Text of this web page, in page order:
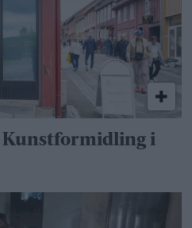
Kunstformidling i